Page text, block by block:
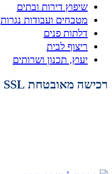
שיפוץ דירות ובתים
מטבחים ועבודות נגרות
דלתות פנים
ריצוף לבית
יעוץ, תכנון ושרותים
רכישה מאובטחת SSL